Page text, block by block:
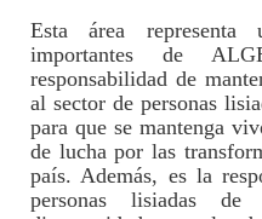
Esta área
importantes de
responsabilidad de
al sector de personas
para que se mantenga
de lucha por las
país. Además, es la
personas lisiadas